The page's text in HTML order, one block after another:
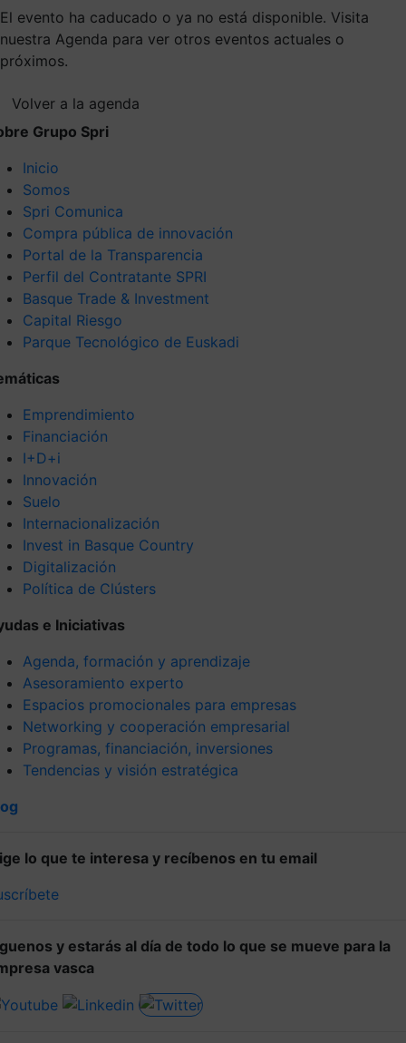
El evento ha caducado o ya no está disponible. Visita
nuestra Agenda para ver otros eventos actuales o
próximos.
Volver a la agenda
Grupo Spri
Inicio
Somos
Spri Comunica
Compra pública de innovación
Portal de la Transparencia
Perfil del Contratante SPRI
Basque Trade & Investment
Capital Riesgo
Parque Tecnológico de Euskadi
Emprendimiento
Financiación
I+D+i
Innovación
Suelo
Internacionalización
Invest in Basque Country
Digitalización
Política de Clústers
e Iniciativas
Agenda, formación y aprendizaje
Asesoramiento experto
Espacios promocionales para empresas
Networking y cooperación empresarial
Programas, financiación, inversiones
Tendencias y visión estratégica
lo que te interesa y recíbenos en tu email
y estarás al día de todo lo que se mueve para la
vasca